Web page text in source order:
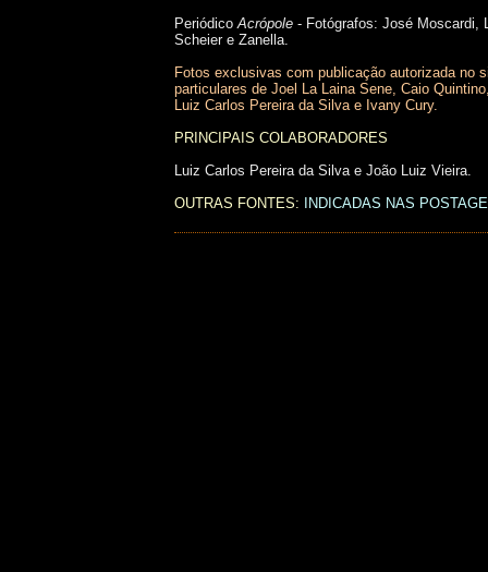
Periódico Acrópole - Fotógrafos: José Moscardi,
Scheier e Zanella.
Fotos exclusivas com publicação autorizada no
particulares de Joel La Laina Sene, Caio
Luiz Carlos Pereira da Silva e Ivany Cury.
PRINCIPAIS COLABORADORES
Luiz Carlos Pereira da Silva e João Luiz Vieira.
OUTRAS FONTES: INDICADAS NAS